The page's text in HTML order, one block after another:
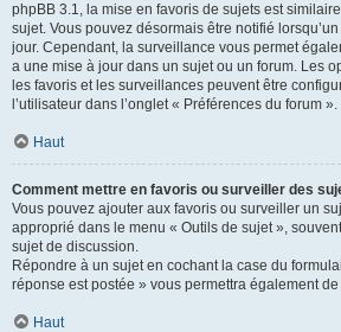
phpBB 3.1, la mise en favoris de sujets est
sujet. Vous pouvez désormais être notifié
jour. Cependant, la surveillance vous permet
a une mise à jour dans un sujet ou un forum. Les
les favoris et les surveillances peuvent être
l’utilisateur dans l’onglet « Préférences du forum ».
Haut
Comment mettre en favoris ou surveiller des
Vous pouvez ajouter aux favoris ou surveiller un
approprié dans le menu « Outils de sujet »,
sujet de discussion.
Répondre à un sujet en cochant la case du
réponse est postée » vous permettra également
Haut